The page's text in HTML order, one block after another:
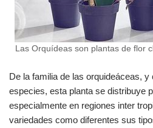
Las Orquídeas son plantas de flor
De la familia de las orquideáceas,
especies, esta planta se distribuye
especialmente en regiones inter
variedades como diferentes sus